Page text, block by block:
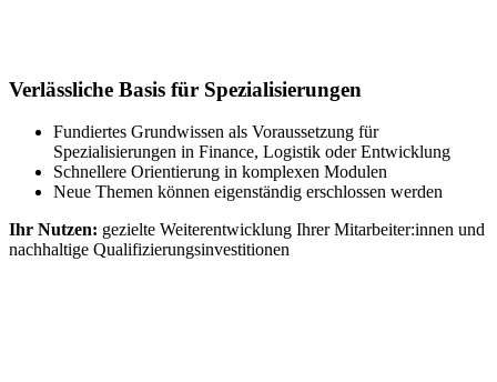
Verlässliche Basis für Spezialisierungen
Fundiertes Grundwissen als Voraussetzung für
Spezialisierungen in Finance, Logistik oder Entwicklung
Schnellere Orientierung in komplexen Modulen
Neue Themen können eigenständig erschlossen werden
Ihr Nutzen: gezielte Weiterentwicklung Ihrer Mitarbeiter:innen und
nachhaltige Qualifizierungsinvestitionen